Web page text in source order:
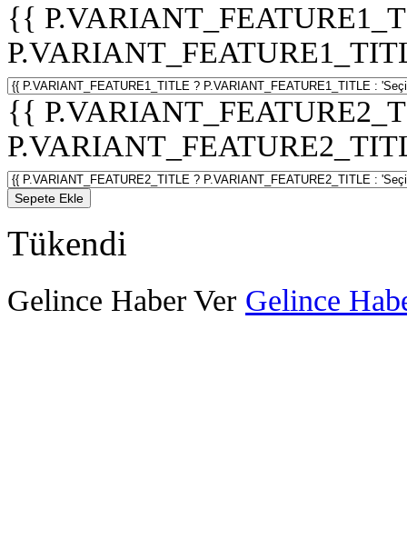
{{
{{
Sepete Ekle
Tükendi
Gelince Haber Ver Gelince